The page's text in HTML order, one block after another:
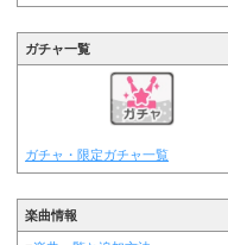
ガチャ一覧
ガチャ・限定ガチャ一覧
楽曲情報